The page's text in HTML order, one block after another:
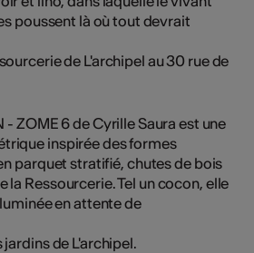
poussent là où tout devrait
de L'archipel au 30 rue de
- ZOME 6 de Cyrille Saura est une
inspirée des formes
parquet stratifié, chutes de bois
la Ressourcerie. Tel un cocon, elle
en attente de
de L'archipel.